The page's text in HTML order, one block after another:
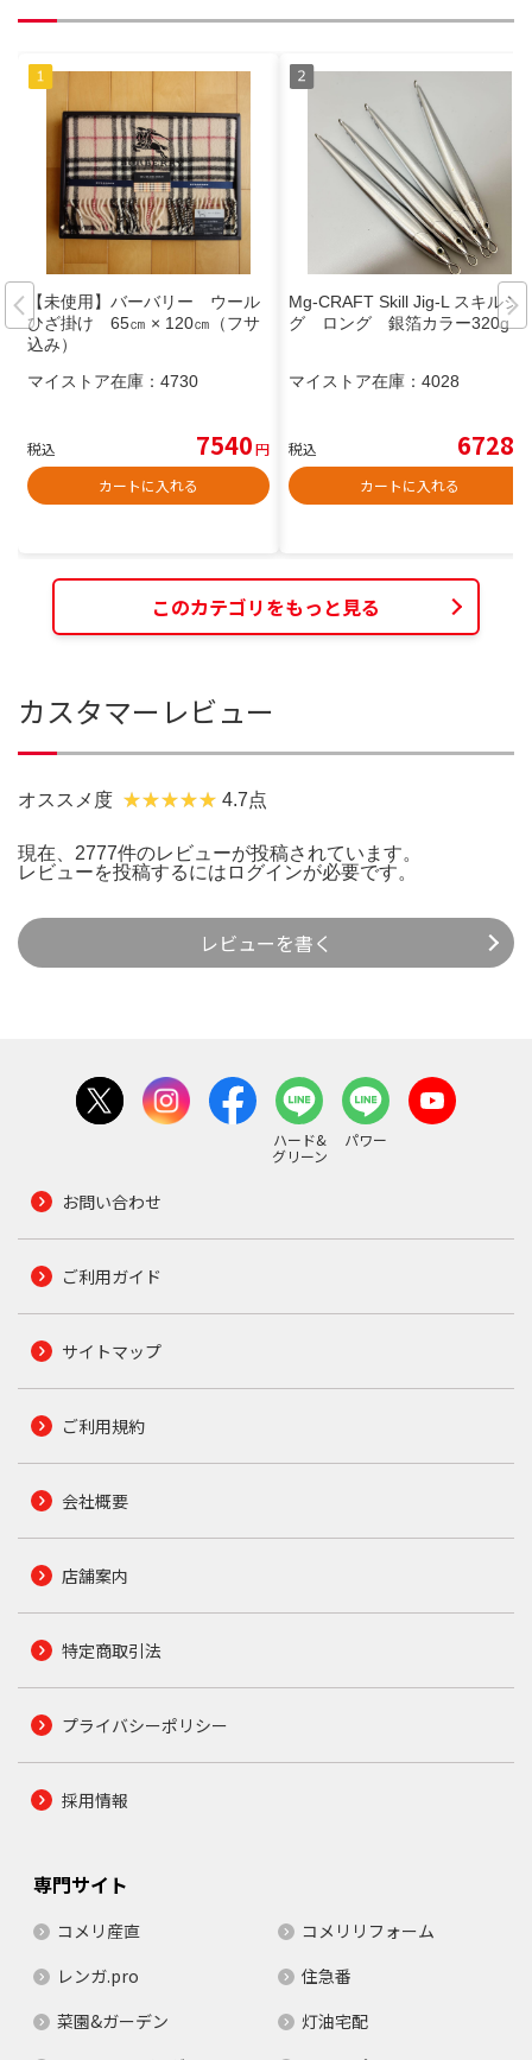
【未使用】バーバリー ウール
ひざ掛け 65㎝ × 120㎝（フサ
込み）
マイストア在庫： 4730
税込 7540円
カートに入れる
Mg-CRAFT Skill Jig-L スキルジ
グ ロング 銀箔カラー320g
マイストア在庫： 4028
税込 6728
カートに入れる
このカテゴリをもっと見る
カスタマーレビュー
オススメ度 4.7点
現在、2777件のレビューが投稿されています。
レビューを投稿するには ログインが必要です。
レビューを書く
ハード&
グリーン
パワー
お問い合わせ
ご利用ガイド
サイトマップ
ご利用規約
会社概要
店舗案内
特定商取引法
プライバシーポリシー
採用情報
専門サイト
コメリ産直
コメリリフォーム
レンガ.pro
住急番
菜園&ガーデン
灯油宅配